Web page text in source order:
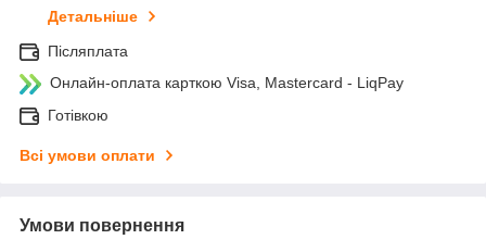
Детальніше
Післяплата
Онлайн-оплата карткою Visa, Mastercard - LiqPay
Готівкою
Всі умови оплати
Умови повернення